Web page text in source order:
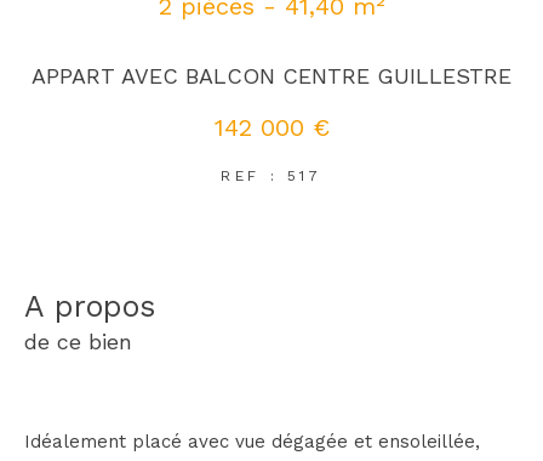
2 pièces - 41,40 m²
APPART AVEC BALCON CENTRE GUILLESTRE
142 000 €
REF : 517
a propos
de ce bien
Idéalement placé avec vue dégagée et ensoleillée,